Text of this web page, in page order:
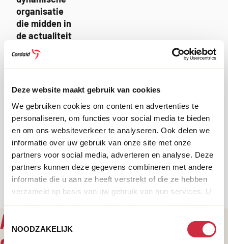
Deze website maakt gebruik van cookies
We gebruiken cookies om content en advertenties te
personaliseren, om functies voor social media te bieden
en om ons websiteverkeer te analyseren. Ook delen we
informatie over uw gebruik van onze site met onze
partners voor social media, adverteren en analyse. Deze
partners kunnen deze gegevens combineren met andere
informatie die u aan ze heeft verstrekt of die ze hebben
verzameld op basis van uw gebruik van hun services. U
NOODZAKELIJK
organisatie
die midden in
de actualiteit
staat. Wat je
ook doet bij
staat in
met collega’s,
met onze
internationale
partners en
met mensen
wereldwijd.
AL 210.000 MENSEN